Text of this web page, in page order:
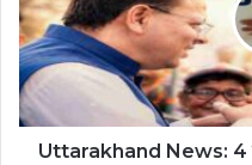
Uttarakhand News: 4